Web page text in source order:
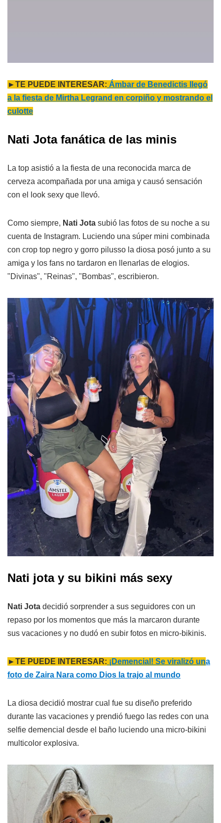
►TE PUEDE INTERESAR: Ámbar de Benedictis llegó
a la fiesta de Mirtha Legrand en corpiño y mostrando el
culotte
Nati Jota fanática de las minis
La top asistió a la fiesta de una reconocida marca de
cerveza acompañada por una amiga y causó sensación
con el look sexy que llevó.
Como siempre, Nati Jota subió las fotos de su noche a su
cuenta de Instagram. Luciendo una súper mini combinada
con crop top negro y gorro pilusso la diosa posó junto a su
amiga y los fans no tardaron en llenarlas de elogios.
"Divinas", "Reinas", "Bombas", escribieron.
Nati jota y su bikini más sexy
Nati Jota decidió sorprender a sus seguidores con un
repaso por los momentos que más la marcaron durante
sus vacaciones y no dudó en subir fotos en micro-bikinis.
►TE PUEDE INTERESAR: ¡Demencial! Se viralizó una
foto de Zaira Nara como Dios la trajo al mundo
La diosa decidió mostrar cual fue su diseño preferido
durante las vacaciones y prendió fuego las redes con una
selfie demencial desde el baño luciendo una micro-bikini
multicolor explosiva.